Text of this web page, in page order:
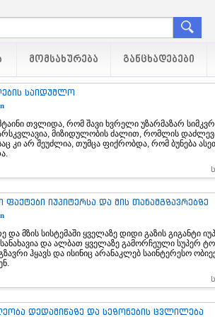
ᲛᲝᲛᲡᲐᲮᲣᲠᲔᲑᲐ ᲒᲐᲜᲪᲮᲐᲓᲔᲑᲔᲑᲘ
საიდუმლო
თვლიდა, რომ შავი ხვრელი უზარმაზარ
მიზიდულობის ძალით, რომლის
კი არ შეუძლია, თუმცა ფიქრობდა, რომ ბუნება
ფაქტები იუპიტერსა და მის თანამგზავრებზე
და მზის სისტემაში ყველაზე დიდი გაზის გიგანტი
და ალბათ ყველაზე გამორჩეული სუპერ
ჰყავს და ისინიც არანაკლებ საინტერესო
დედამიწაზე და სეზონების ცვლილება